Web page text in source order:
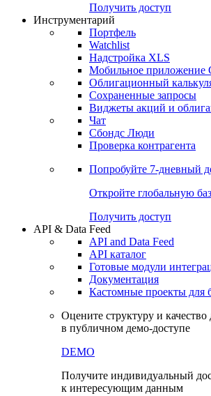
Получить доступ
Инструментарий
Портфель
Watchlist
Надстройка XLS
Мобильное приложение
Облигационный
Сохраненные запросы
Виджеты акций и
Чат
Сбондс Люди
Проверка контрагента
Попробуйте 7-дневный
Откройте глобальную
Получить доступ
API & Data Feed
API and Data Feed
API каталог
Готовые модули
Документация
Кастомные проекты для
Оцените структуру и
в публичном демо-доступе
DEMO
Получите индивидуальный
к интересующим данным